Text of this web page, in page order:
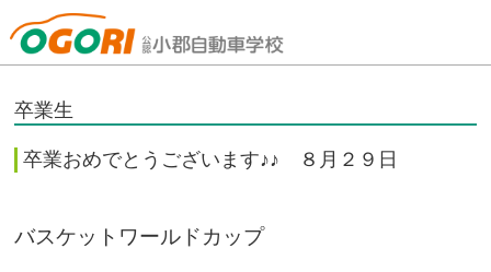
山口県小郡自動車学校
卒業生
卒業おめでとうございます♪♪ ８月２９日
バスケットワールドカップ